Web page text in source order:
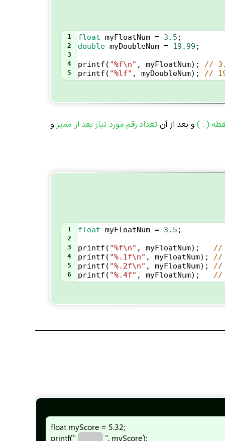
1 float myFloatNum = 3.5 ;
2 double myDoubleNum = 19.99 ;
3
4
printf ( "%f\n" , myFloatNum);
5 printf ( "%lf" , myDoubleNum);
( . )و بعد از آن تعداد رقم مورد نیاز بعد از ممیز و
1 float myFloatNum = 3.5 ;
2
3
printf ( "%f\n" , myFloatNum);
4 printf ( "%.1f\n" , myFloatNum);
5 printf ( "%.2f\n" , myFloatNum);
6 printf ( "%.4f" , myFloatNum);
float myScore = 5.32;
printf("
", myScore);